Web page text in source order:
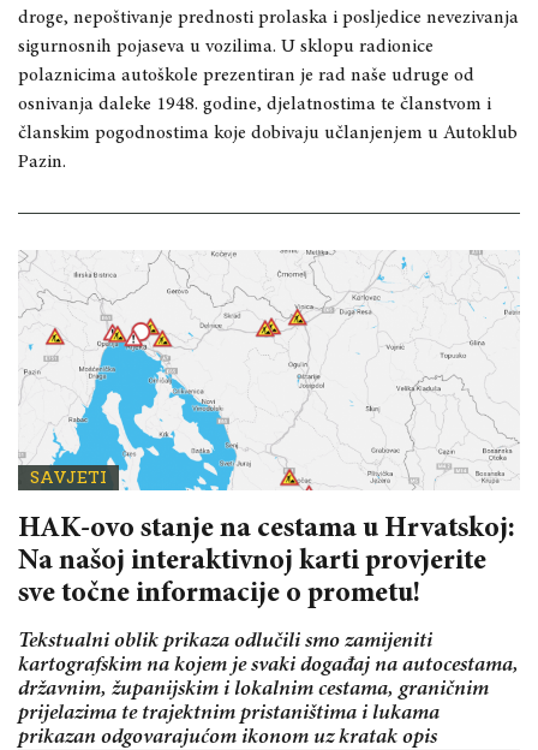
droge, nepoštivanje prednosti prolaska i posljedice nevezivanja
sigurnosnih pojaseva u vozilima. U sklopu radionice
polaznicima autoškole prezentiran je rad naše udruge od
osnivanja daleke 1948. godine, djelatnostima te članstvom i
članskim pogodnostima koje dobivaju učlanjenjem u Autoklub
Pazin.
SAVJETI
HAK-ovo stanje na cestama u Hrvatskoj:
Na našoj interaktivnoj karti provjerite
sve točne informacije o prometu!
Tekstualni oblik prikaza odlučili smo zamijeniti
kartografskim na kojem je svaki događaj na autocestama,
državnim, županijskim i lokalnim cestama, graničnim
prijelazima te trajektnim pristaništima i lukama
prikazan odgovarajućom ikonom uz kratak opis